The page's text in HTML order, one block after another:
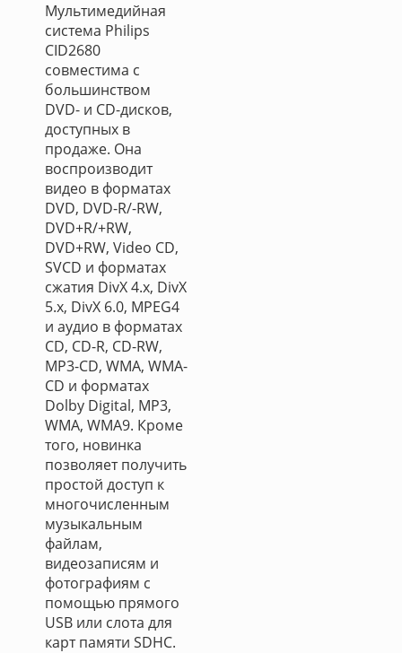
Мультимедийная
система Philips
CID2680
совместима с
большинством
DVD- и CD-дисков,
доступных в
продаже. Она
воспроизводит
видео в форматах
DVD, DVD-R/-RW,
DVD+R/+RW,
DVD+RW, Video CD,
SVCD и форматах
сжатия DivX 4.x, DivX
5.x, DivX 6.0, MPEG4
и аудио в форматах
CD, CD-R, CD-RW,
MP3-CD, WMA, WMA-
CD и форматах
Dolby Digital, MP3,
WMA, WMA9. Кроме
того, новинка
позволяет получить
простой доступ к
многочисленным
музыкальным
файлам,
видеозаписям и
фотографиям с
помощью прямого
USB или слота для
карт памяти SDHC.